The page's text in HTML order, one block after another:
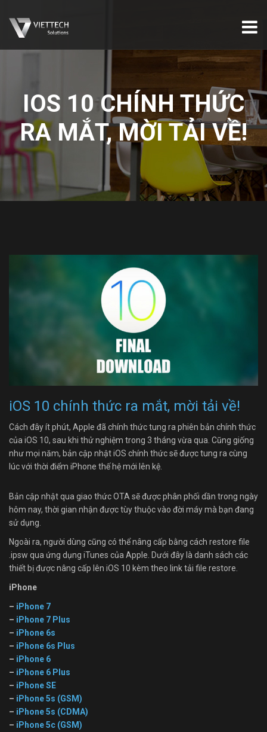
IOS 10 CHÍNH THỨC
RA MẮT, MỜI TẢI VỀ!
iOS 10 chính thức ra mắt, mời tải về!
Cách đây ít phút, Apple đã chính thức tung ra phiên bản chính thức
của iOS 10, sau khi thử nghiệm trong 3 tháng vừa qua. Cũng giống
như mọi năm, bản cập nhật iOS chính thức sẽ được tung ra cùng
lúc với thời điểm iPhone thế hệ mới lên kệ.
Bản cập nhật qua giao thức OTA sẽ được phân phối dần trong ngày
hôm nay, thời gian nhận được tùy thuộc vào đời máy mà bạn đang
sử dụng.
Ngoài ra, người dùng cũng có thể nâng cấp bằng cách restore file
.ipsw qua ứng dụng iTunes của Apple. Dưới đây là danh sách các
thiết bị được nâng cấp lên iOS 10 kèm theo link tải file restore.
iPhone
– iPhone 7
– iPhone 7 Plus
– iPhone 6s
– iPhone 6s Plus
– iPhone 6
– iPhone 6 Plus
– iPhone SE
– iPhone 5s (GSM)
– iPhone 5s (CDMA)
– iPhone 5c (GSM)